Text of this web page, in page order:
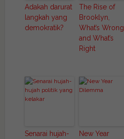
Adakah darurat
langkah yang
demokratik?
The Rise of
Brooklyn,
What’s Wrong
and What’s
Right
Senarai hujah-
New Year